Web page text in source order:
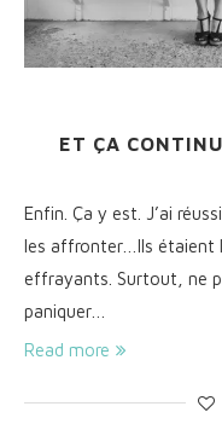
ET ÇA
Enfin. Ça y est. J’ai
les affronter…Ils étaient
effrayants. Surtout, ne
paniquer…
Read more